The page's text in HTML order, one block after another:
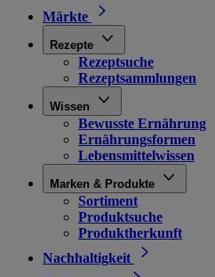
Märkte
Rezepte
Rezeptsuche
Rezeptsammlungen
Wissen
Bewusste Ernährung
Ernährungsformen
Lebensmittelwissen
Marken & Produkte
Sortiment
Produktsuche
Produktherkunft
Nachhaltigkeit